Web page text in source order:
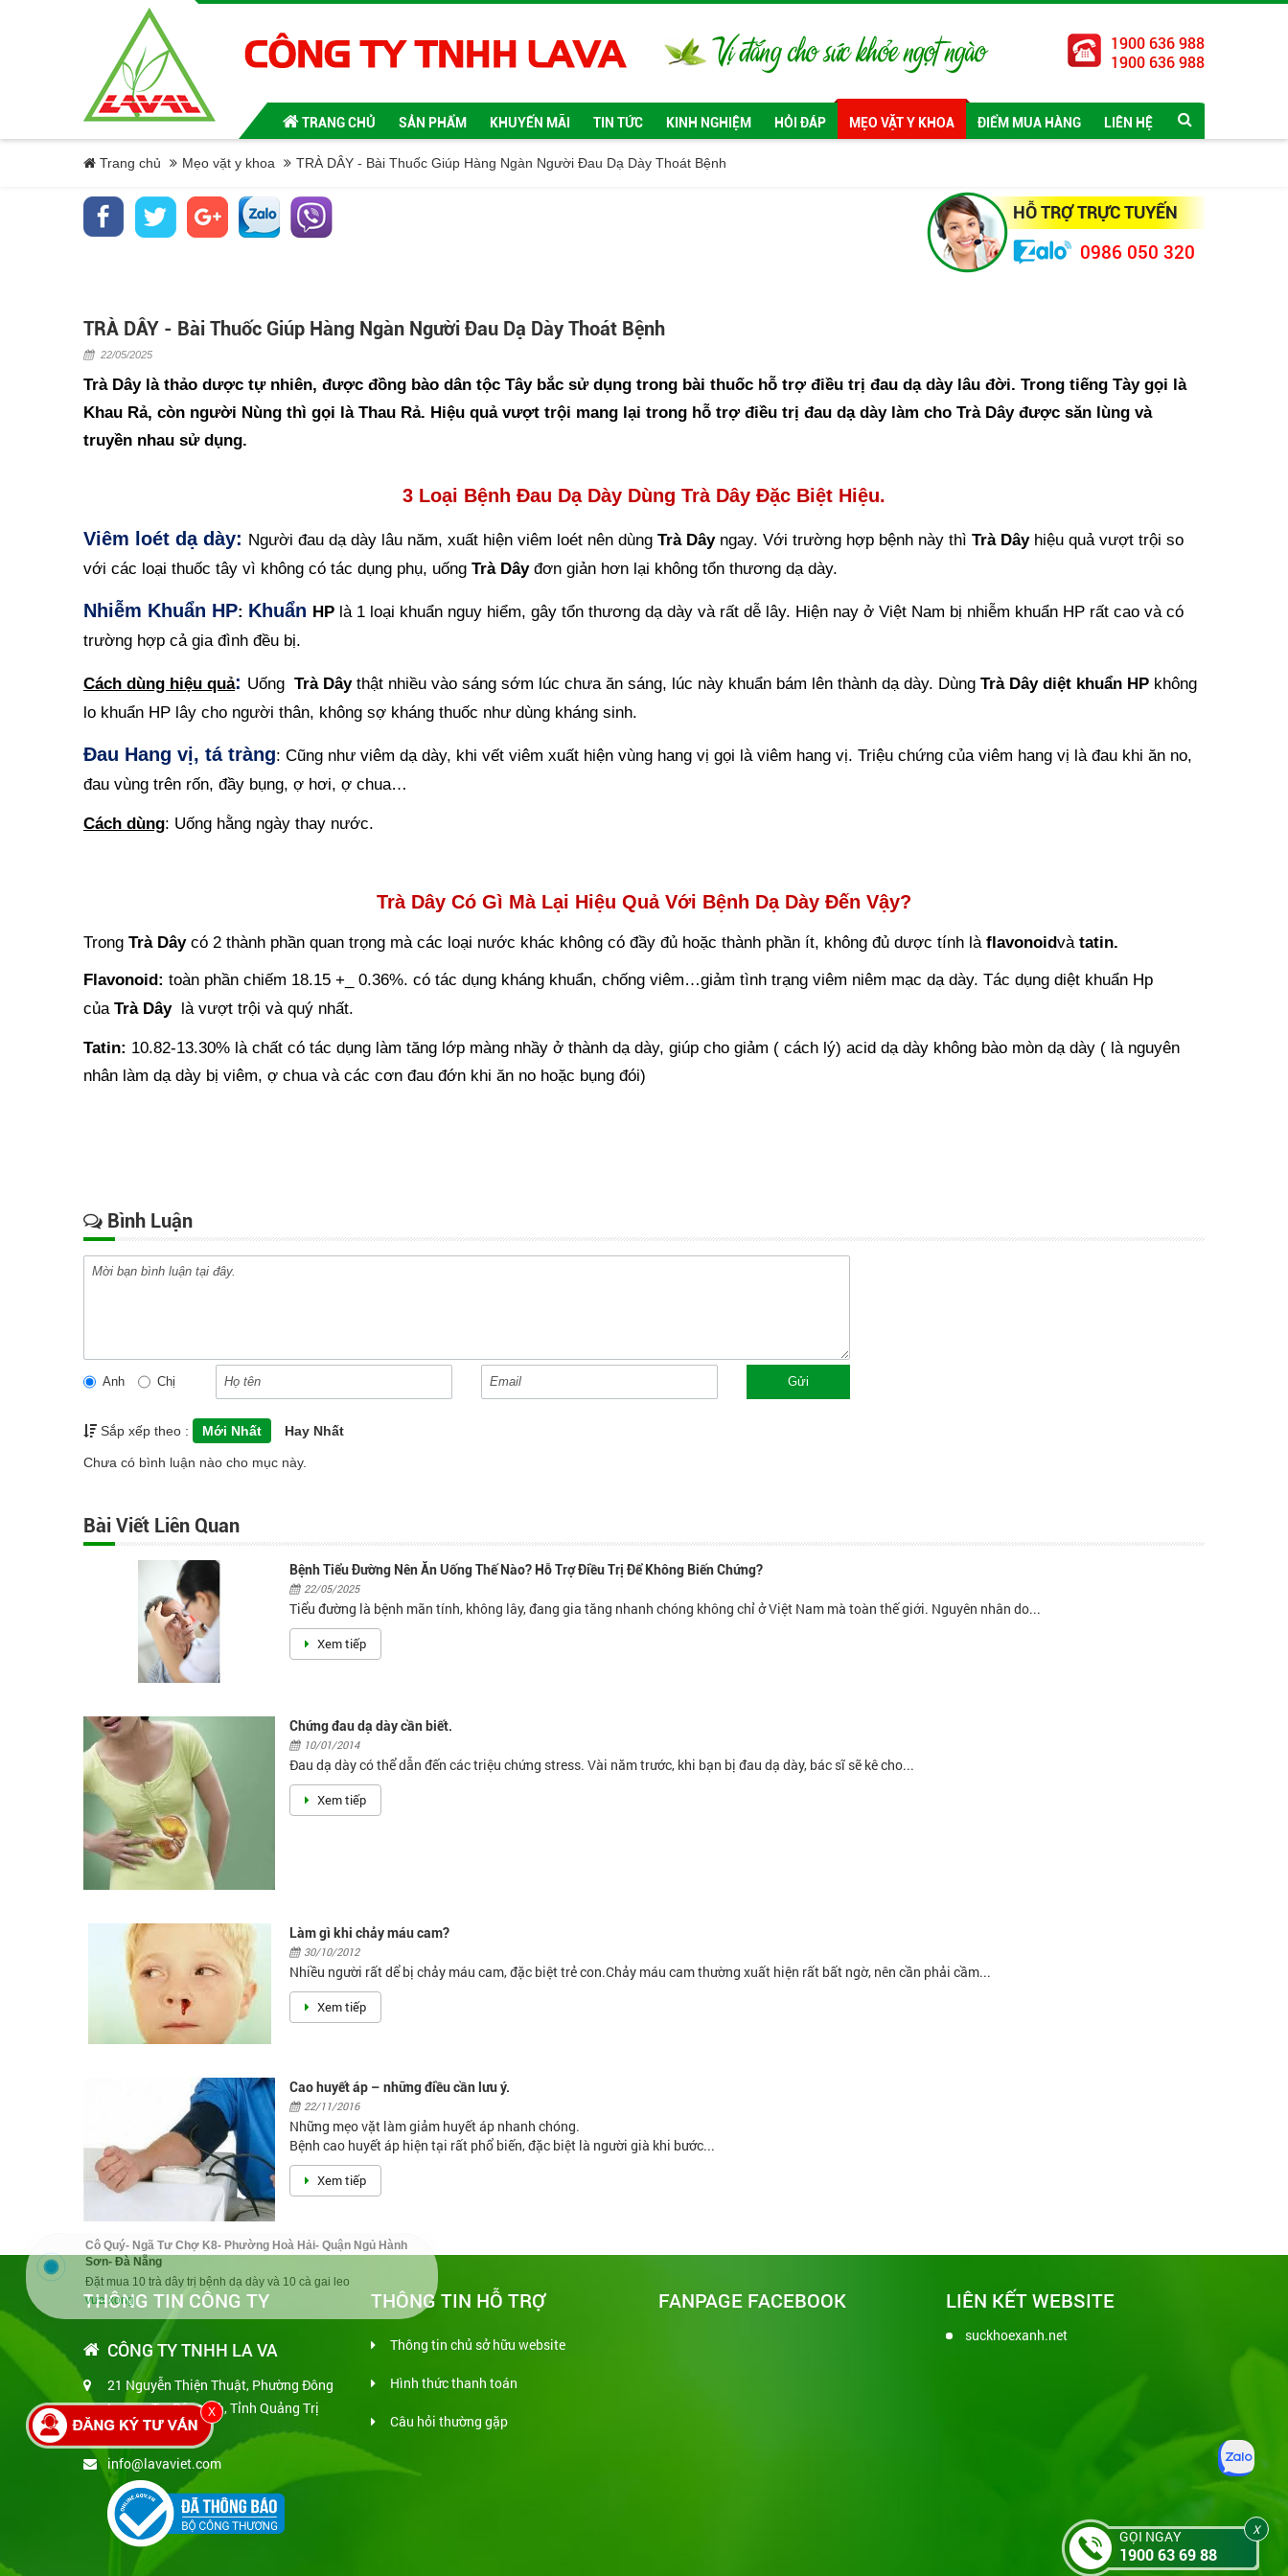
1900 636 988
1900 636 988
TRANG CHỦ SẢN PHẨM KHUYẾN MÃI TIN TỨC KINH NGHIỆM HỎI ĐÁP MẸO VẶT Y KHOA ĐIỂM MUA HÀNG LIÊN HỆ
Trang chủ Mẹo vặt y khoa TRÀ DÂY - Bài Thuốc Giúp Hàng Ngàn Người Đau Dạ Dày Thoát Bệnh
HỖ TRỢ TRỰC TUYẾN
0986 050 320
TRÀ DÂY - Bài Thuốc Giúp Hàng Ngàn Người Đau Dạ Dày Thoát Bệnh
22/05/2025
Trà Dây là thảo dược tự nhiên, được đồng bào dân tộc Tây bắc sử dụng trong bài thuốc hỗ trợ điều trị đau dạ dày lâu đời. Trong tiếng Tày gọi là
Khau Rả, còn người Nùng thì gọi là Thau Rả. Hiệu quả vượt trội mang lại trong hỗ trợ điều trị đau dạ dày làm cho Trà Dây được săn lùng và
truyền nhau sử dụng.
3 Loại Bệnh Đau Dạ Dày Dùng TràDây Đặc Biệt Hiệu.
Viêm loét dạ dày: Người đau dạ dày lâu năm, xuất hiện viêm loét nên dùng Trà Dâyngay. Với trường hợp bệnh này thì Trà Dây hiệu quả vượt trội so
với các loại thuốc tây vì không có tác dụng phụ, uống Trà Dâyđơn giản hơn lại không tổn thương dạ dày.
Nhiễm Khuẩn HP: Khuẩn HP là 1 loại khuẩn nguy hiểm, gây tổn thương dạ dày và rất dễ lây. Hiện nay ở Việt Nam bị nhiễm khuẩn HP rất cao và có
trường hợp cả gia đình đều bị.
Cách dùng hiệu quả: Uống Trà Dây thật nhiều vào sáng sớm lúc chưa ăn sáng, lúc này khuẩn bám lên thành dạ dày. Dùng Trà Dây diệt khuẩn HP không
lo khuẩn HP lây cho người thân, không sợ kháng thuốc như dùng kháng sinh.
Đau Hang vị, tá tràng: Cũng như viêm dạ dày, khi vết viêm xuất hiện vùng hang vị gọi là viêm hang vị. Triệu chứng của viêm hang vị là đau khi ăn no,
đau vùng trên rốn, đầy bụng, ợ hơi, ợ chua…
Cách dùng: Uống hằng ngày thay nước.
Trà Dây Có Gì Mà Lại Hiệu Quả Với Bệnh Dạ Dày Đến Vậy?
Trong Trà Dây có 2 thành phần quan trọng mà các loại nước khác không có đầy đủ hoặc thành phần ít, không đủ dược tính là flavonoidvà tatin.
Flavonoid: toàn phần chiếm 18.15 +_ 0.36%. có tác dụng kháng khuẩn, chống viêm…giảm tình trạng viêm niêm mạc dạ dày. Tác dụng diệt khuẩn Hp
của Trà Dây là vượt trội và quý nhất.
Tatin: 10.82-13.30% là chất có tác dụng làm tăng lớp màng nhầy ở thành dạ dày, giúp cho giảm ( cách lý) acid dạ dày không bào mòn dạ dày ( là nguyên
nhân làm dạ dày bị viêm, ợ chua và các cơn đau đớn khi ăn no hoặc bụng đói)
Bình Luận
Anh Chị Gửi
Sắp xếp theo : Mới Nhất Hay Nhất
Chưa có bình luận nào cho mục này.
Bài Viết Liên Quan
Bệnh Tiểu Đường Nên Ăn Uống Thế Nào? Hỗ Trợ Điều Trị Để Không Biến Chứng?
22/05/2025
Tiểu đường là bệnh mãn tính, không lây, đang gia tăng nhanh chóng không chỉ ở Việt Nam mà toàn thế giới. Nguyên nhân do...
Xem tiếp
Chứng đau dạ dày cần biết.
10/01/2014
Đau dạ dày có thể dẫn đến các triệu chứng stress. Vài năm trước, khi bạn bị đau dạ dày, bác sĩ sẽ kê cho...
Xem tiếp
Làm gì khi chảy máu cam?
30/10/2012
Nhiều người rất dể bị chảy máu cam, đặc biệt trẻ con.Chảy máu cam thường xuất hiện rất bất ngờ, nên cần phải cầm...
Xem tiếp
Cao huyết áp – những điều cần lưu ý.
22/11/2016
Những mẹo vặt làm giảm huyết áp nhanh chóng.
Bệnh cao huyết áp hiện tại rất phổ biến, đặc biệt là người già khi bước...
Xem tiếp
THÔNG TIN CÔNG TY
CÔNG TY TNHH LA VA
21 Nguyễn Thiện Thuật, Phường Đông
Lương, Tp. Đông Hà, Tỉnh Quảng Trị
1900 636 988
info@lavaviet.com
THÔNG TIN HỖ TRỢ
Thông tin chủ sở hữu website
Hình thức thanh toán
Câu hỏi thường gặp
FANPAGE FACEBOOK LIÊN KẾT WEBSITE
suckhoexanh.net
GỌI NGAY
1900 63 69 88
X
Cô Quý- Ngã Tư Chợ K8- Phường Hoà Hải- Quận Ngủ Hành
Sơn- Đà Nẵng
Đặt mua 10 trà dây trị bệnh dạ dày và 10 cà gai leo
vừa xong
X